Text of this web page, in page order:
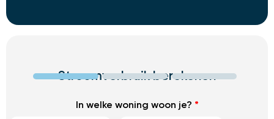
Stroomverbruik berekenen
In welke woning woon je? *